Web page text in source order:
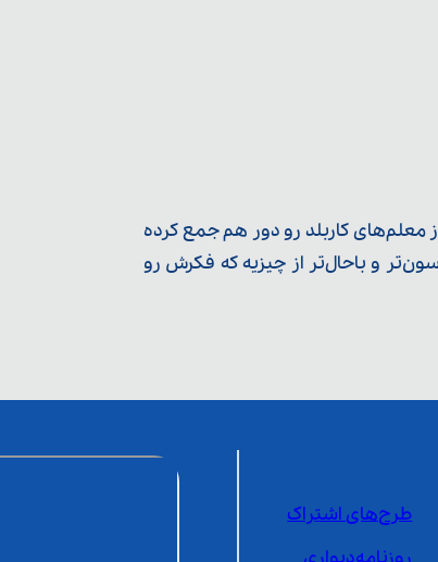
معلم‌‌های کاربلد رو دور هم جمع کرده
و باحال‌تر از چیزیه که فکرش رو
طرح‌های اشتراک